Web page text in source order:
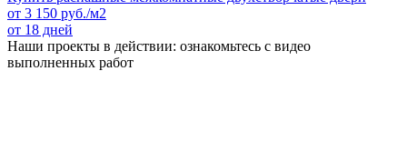
от 3 150 руб./м2
от 18 дней
Наши проекты в действии: ознакомьтесь с видео
выполненных работ